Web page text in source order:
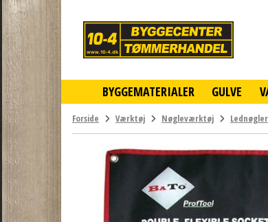
BYGGEMATERIALER GULVE
online
og
-
og
Forside Værktøj Nøgleværktøj Lednøgler